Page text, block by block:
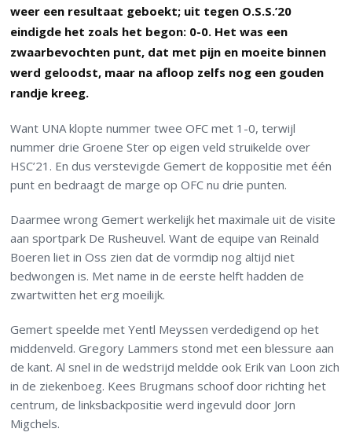
weer een resultaat geboekt; uit tegen O.S.S.’20
eindigde het zoals het begon: 0-0. Het was een
zwaarbevochten punt, dat met pijn en moeite binnen
werd geloodst, maar na afloop zelfs nog een gouden
randje kreeg.
Want UNA klopte nummer twee OFC met 1-0, terwijl
nummer drie Groene Ster op eigen veld struikelde over
HSC’21. En dus verstevigde Gemert de koppositie met één
punt en bedraagt de marge op OFC nu drie punten.
Daarmee wrong Gemert werkelijk het maximale uit de visite
aan sportpark De Rusheuvel. Want de equipe van Reinald
Boeren liet in Oss zien dat de vormdip nog altijd niet
bedwongen is. Met name in de eerste helft hadden de
zwartwitten het erg moeilijk.
Gemert speelde met Yentl Meyssen verdedigend op het
middenveld. Gregory Lammers stond met een blessure aan
de kant. Al snel in de wedstrijd meldde ook Erik van Loon zich
in de ziekenboeg. Kees Brugmans schoof door richting het
centrum, de linksbackpositie werd ingevuld door Jorn
Migchels.